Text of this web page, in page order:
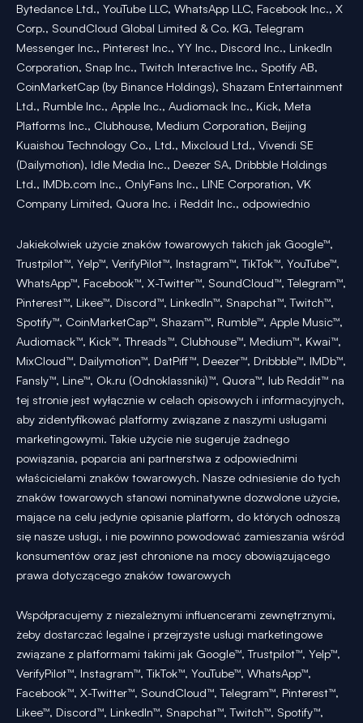
Bytedance Ltd., YouTube LLC, WhatsApp LLC, Facebook Inc., X
Corp., SoundCloud Global Limited & Co. KG, Telegram
Messenger Inc., Pinterest Inc., YY Inc., Discord Inc., LinkedIn
Corporation, Snap Inc., Twitch Interactive Inc., Spotify AB,
CoinMarketCap (by Binance Holdings), Shazam Entertainment
Ltd., Rumble Inc., Apple Inc., Audiomack Inc., Kick, Meta
Platforms Inc., Clubhouse, Medium Corporation, Beijing
Kuaishou Technology Co., Ltd., Mixcloud Ltd., Vivendi SE
(Dailymotion), Idle Media Inc., Deezer SA, Dribbble Holdings
Ltd., IMDb.com Inc., OnlyFans Inc., LINE Corporation, VK
Company Limited, Quora Inc. i Reddit Inc., odpowiednio
Jakiekolwiek użycie znaków towarowych takich jak Google™,
Trustpilot™, Yelp™, VerifyPilot™, Instagram™, TikTok™, YouTube™,
WhatsApp™, Facebook™, X-Twitter™, SoundCloud™, Telegram™,
Pinterest™, Likee™, Discord™, LinkedIn™, Snapchat™, Twitch™,
Spotify™, CoinMarketCap™, Shazam™, Rumble™, Apple Music™,
Audiomack™, Kick™, Threads™, Clubhouse™, Medium™, Kwai™,
MixCloud™, Dailymotion™, DatPiff™, Deezer™, Dribbble™, IMDb™,
Fansly™, Line™, Ok.ru (Odnoklassniki)™, Quora™, lub Reddit™ na
tej stronie jest wyłącznie w celach opisowych i informacyjnych,
aby zidentyfikować platformy związane z naszymi usługami
marketingowymi. Takie użycie nie sugeruje żadnego
powiązania, poparcia ani partnerstwa z odpowiednimi
właścicielami znaków towarowych. Nasze odniesienie do tych
znaków towarowych stanowi nominatywne dozwolone użycie,
mające na celu jedynie opisanie platform, do których odnoszą
się nasze usługi, i nie powinno powodować zamieszania wśród
konsumentów oraz jest chronione na mocy obowiązującego
prawa dotyczącego znaków towarowych
Współpracujemy z niezależnymi influencerami zewnętrznymi,
żeby dostarczać legalne i przejrzyste usługi marketingowe
związane z platformami takimi jak Google™, Trustpilot™, Yelp™,
VerifyPilot™, Instagram™, TikTok™, YouTube™, WhatsApp™,
Facebook™, X-Twitter™, SoundCloud™, Telegram™, Pinterest™,
Likee™, Discord™, LinkedIn™, Snapchat™, Twitch™, Spotify™,